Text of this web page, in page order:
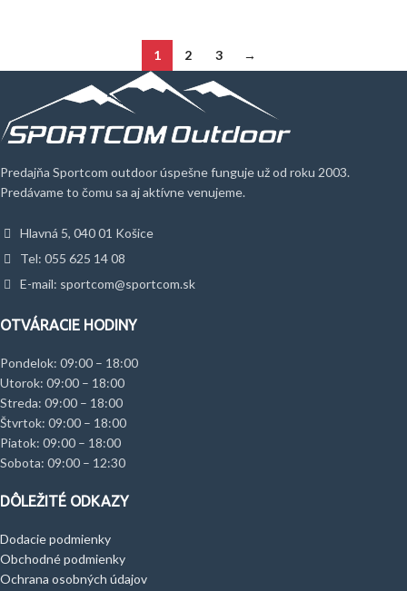
1 2 3 →
Predajňa Sportcom outdoor úspešne funguje už od roku 2003.
Predávame to čomu sa aj aktívne venujeme.
Hlavná 5, 040 01 Košice
Tel: 055 625 14 08
E-mail: sportcom@sportcom.sk
OTVÁRACIE HODINY
Pondelok: 09:00 – 18:00
Utorok: 09:00 – 18:00
Streda: 09:00 – 18:00
Štvrtok: 09:00 – 18:00
Piatok: 09:00 – 18:00
Sobota: 09:00 – 12:30
DÔLEŽITÉ ODKAZY
Dodacie podmienky
Obchodné podmienky
Ochrana osobných údajov